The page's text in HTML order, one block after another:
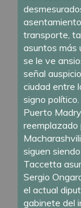
transporte,
asuntos más
se le ve
señal
ciudad entre
signo
Puerto
siguen
Taccetta
Sergio
el actual
gabinete del